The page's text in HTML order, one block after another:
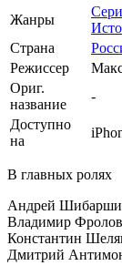
Жанры
Страна
Режиссер
Ориг.
название
-
Доступно
на
В главных ролях
Андрей
Владимир
Константин
Дмитрий